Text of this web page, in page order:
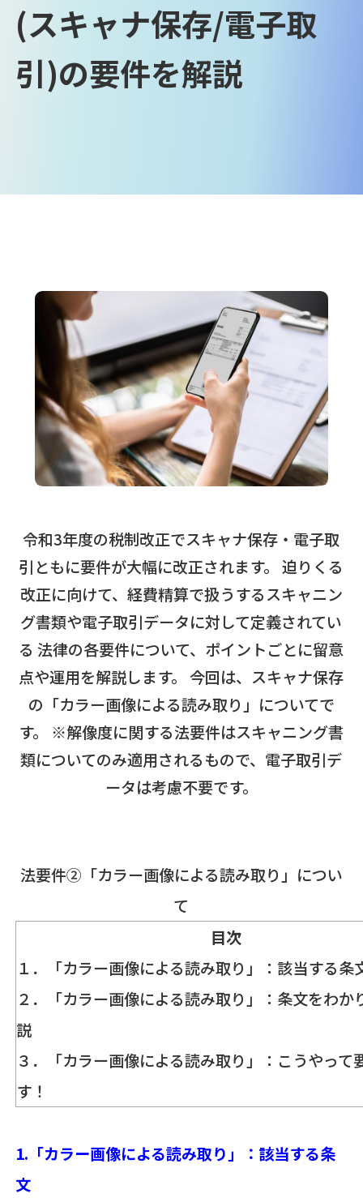
(スキャナ保存/電子取
引)の要件を解説
令和3年度の税制改正でスキャナ保存・電子取
引ともに要件が大幅に改正されます。 迫りくる
改正に向けて、経費精算で扱うするスキャニン
グ書類や電子取引データに対して定義されてい
る 法律の各要件について、ポイントごとに留意
点や運用を解説します。 今回は、スキャナ保存
の「カラー画像による読み取り」についてで
す。 ※解像度に関する法要件はスキャニング書
類についてのみ適用されるもので、電子取引デ
ータは考慮不要です。
法要件②「カラー画像による読み取り」につい
て
目次
１．「カラー画像による読み取り」：該当する条
２．「カラー画像による読み取り」：条文をわか
説
３．「カラー画像による読み取り」：こうやって
す！
1.「カラー画像による読み取り」：該当する条
文